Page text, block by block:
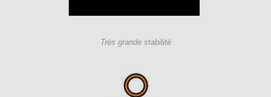
Très grande stabilité